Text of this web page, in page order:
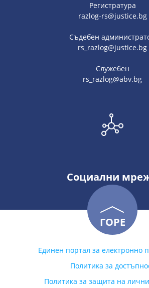
Регистратура
razlog-rs@justice.bg
Съдебен
rs_razlog@justice.bg
Служебен
rs_razlog@abv.bg
Социални
ГОРЕ
Единен портал за електронно
Политика за
Политика за защита на